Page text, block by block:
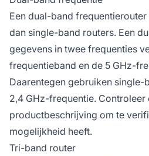
Een dual-band
dan single-band routers. Een
gegevens in twee frequenties
frequentieband en de 5 GHz-
Daarentegen gebruiken single-
2,4 GHz-frequentie. Controleer
productbeschrijving om te
mogelijkheid heeft.
Tri-band router